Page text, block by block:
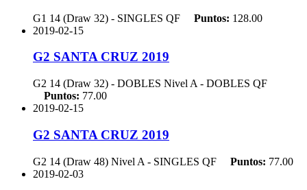
G1 14 (Draw 32) - SINGLES QF Puntos: 128.00
2019-02-15
G2 SANTA CRUZ 2019
G2 14 (Draw 32) - DOBLES Nivel A - DOBLES QF
Puntos: 77.00
2019-02-15
G2 SANTA CRUZ 2019
G2 14 (Draw 48) Nivel A - SINGLES QF Puntos: 77.00
2019-02-03